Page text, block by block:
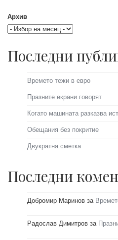
Архив
Последни
Времето тежи в евро
Празните екрани говорят
Когато машината разказва
Обещания без покритие
Двукратна сметка
Последни
Добромир Маринов за
Радослав Димитров за